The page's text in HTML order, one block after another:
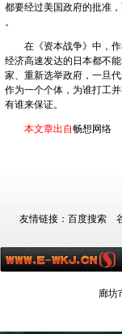
都要经过美国政府的批准
。
在《资本战争》中，作
经济高速发达的日本都不
家、重新选举政府，一旦
作为一个个体，为谁打工
有谁来保证。
本文章出自畅想网络
友情链接： 百度搜索
廊坊